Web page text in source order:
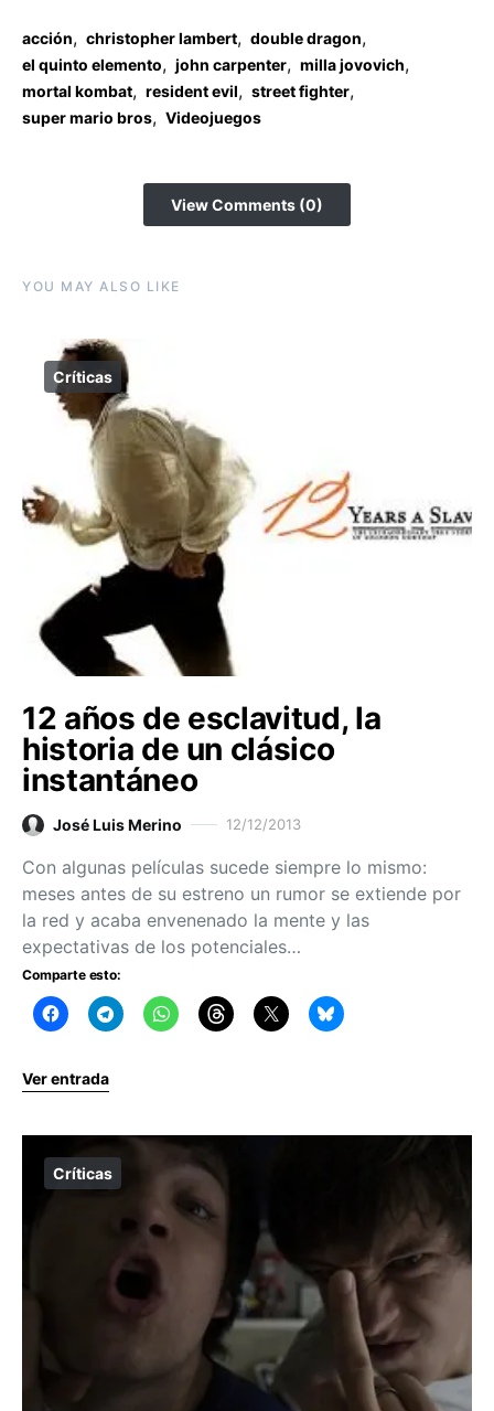
acción, christopher lambert, double dragon,
el quinto elemento, john carpenter, milla jovovich,
mortal kombat, resident evil, street fighter,
super mario bros, Videojuegos
View Comments (0)
YOU MAY ALSO LIKE
Críticas
12 años de esclavitud, la
historia de un clásico
instantáneo
José Luis Merino 12/12/2013
Con algunas películas sucede siempre lo mismo:
meses antes de su estreno un rumor se extiende por
la red y acaba envenenado la mente y las
expectativas de los potenciales…
Comparte esto:
Ver entrada
Críticas